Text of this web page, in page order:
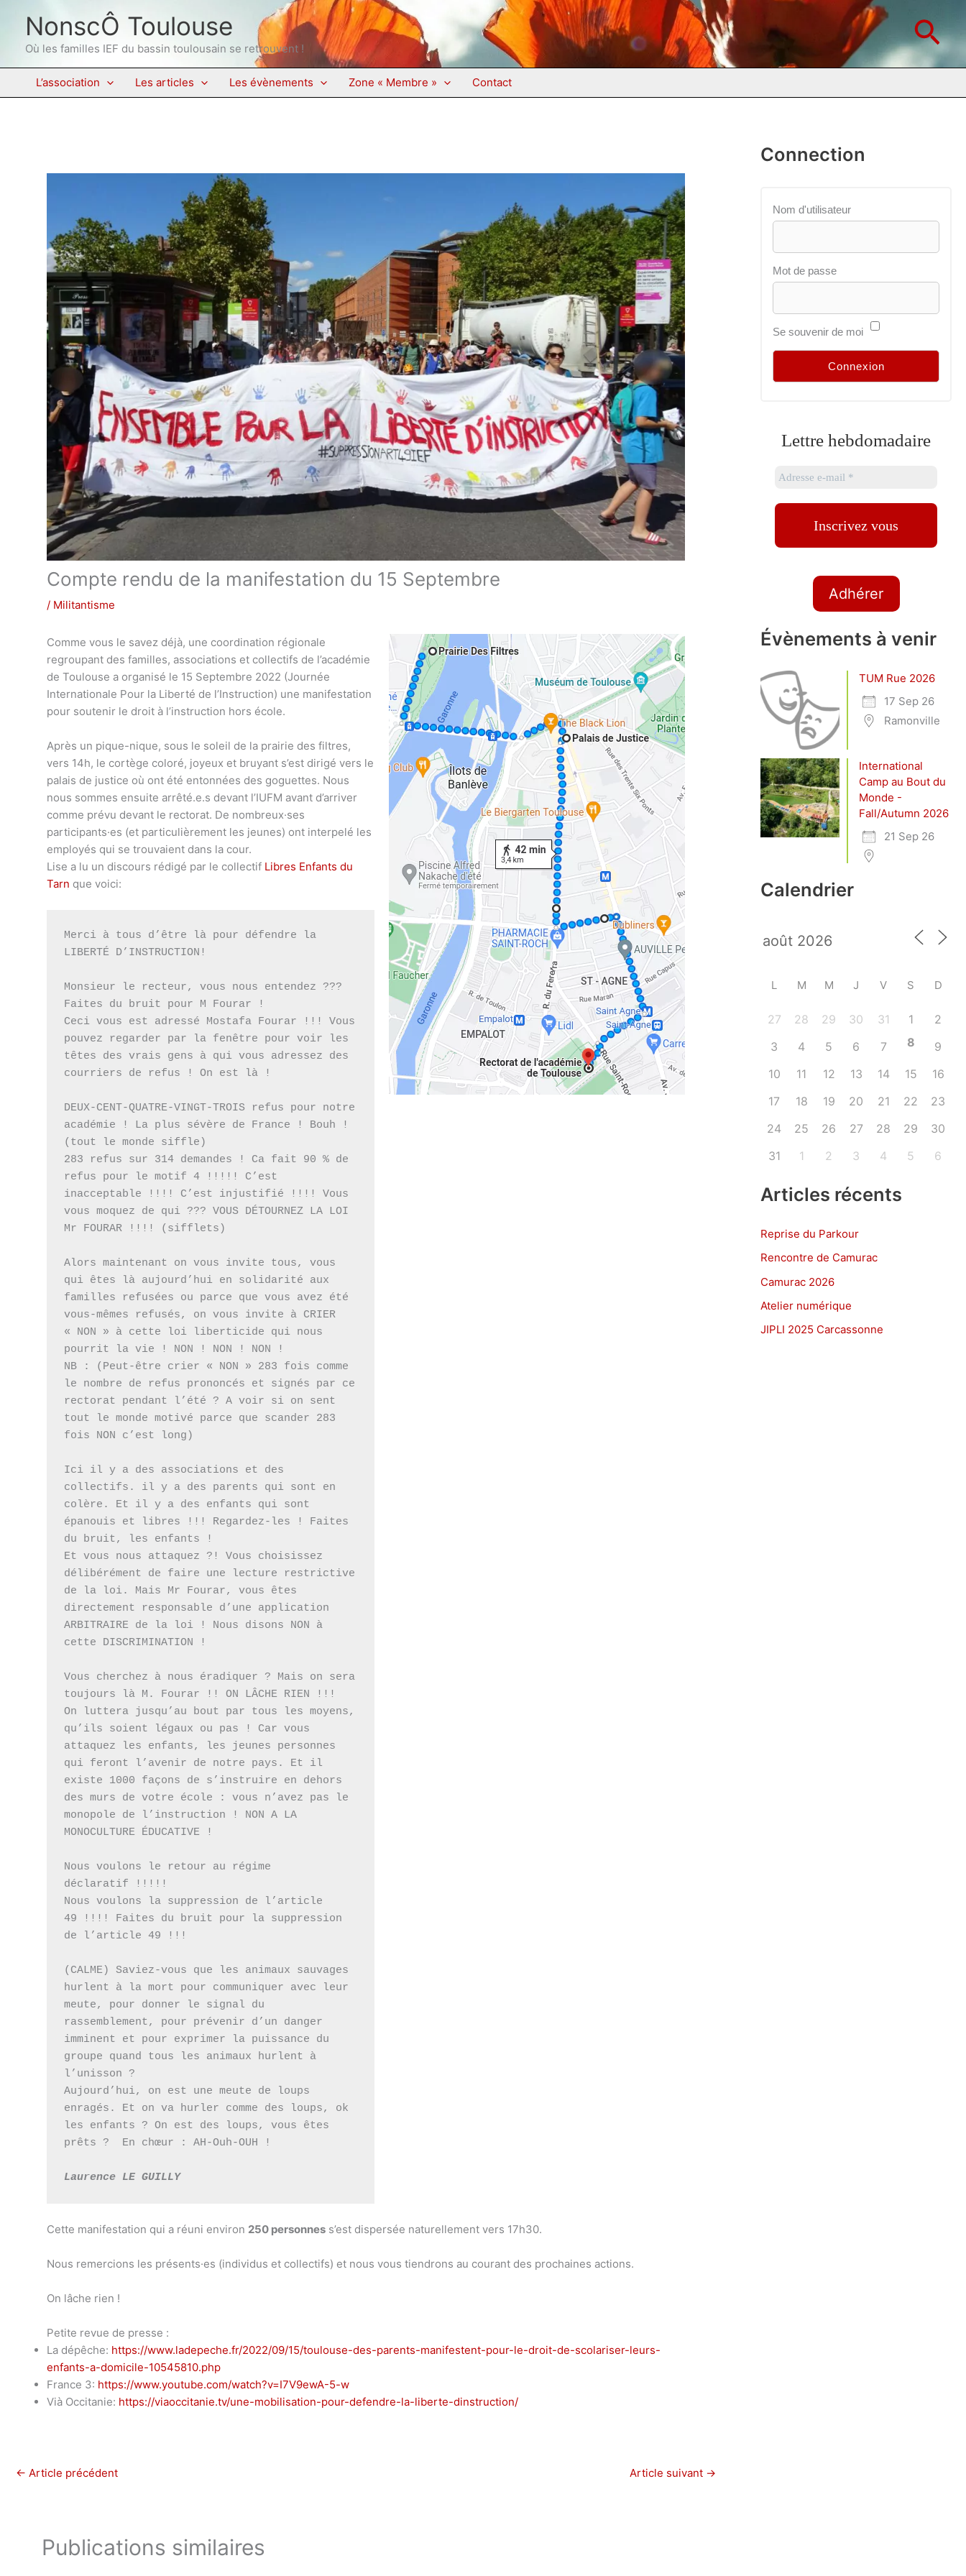
contenu
NonscÔ Toulouse
Où les familles IEF du bassin toulousain se retrouvent !
L’association Les articles Les évènements Zone « Membre » Contact
Compte rendu de la manifestation du 15 Septembre
/ Militantisme
Comme vous le savez déjà, une coordination régionale
regroupant des familles, associations et collectifs de l’académie
de Toulouse a organisé le 15 Septembre 2022 (Journée
Internationale Pour la Liberté de l’Instruction) une manifestation
pour soutenir le droit à l’instruction hors école.
Après un pique-nique, sous le soleil de la prairie des filtres,
vers 14h, le cortège coloré, joyeux et bruyant s’est dirigé vers le
palais de justice où ont été entonnées des goguettes. Nous
nous sommes ensuite arrêté.e.s devant l’IUFM avant d’arriver
comme prévu devant le rectorat. De nombreux·ses
participants·es (et particulièrement les jeunes) ont interpelé les
employés qui se trouvaient dans la cour.
Lise a lu un discours rédigé par le collectif Libres Enfants du
Tarn que voici:
Merci à tous d’être là pour défendre la
LIBERTÉ D’INSTRUCTION!
Monsieur le recteur, vous nous entendez ???
Faites du bruit pour M Fourar !
Ceci vous est adressé Mostafa Fourar !!! Vous
pouvez regarder par la fenêtre pour voir les
têtes des vrais gens à qui vous adressez des
courriers de refus ! On est là !
DEUX-CENT-QUATRE-VINGT-TROIS refus pour notre
académie ! La plus sévère de France ! Bouh !
(tout le monde siffle)
283 refus sur 314 demandes ! Ca fait 90 % de
refus pour le motif 4 !!!!! C’est
inacceptable !!!! C’est injustifié !!!! Vous
vous moquez de qui ??? VOUS DÉTOURNEZ LA LOI
Mr FOURAR !!!! (sifflets)
Alors maintenant on vous invite tous, vous
qui êtes là aujourd’hui en solidarité aux
familles refusées ou parce que vous avez été
vous-mêmes refusés, on vous invite à CRIER
« NON » à cette loi liberticide qui nous
pourrit la vie ! NON ! NON ! NON !
NB : (Peut-être crier « NON » 283 fois comme
le nombre de refus prononcés et signés par ce
rectorat pendant l’été ? A voir si on sent
tout le monde motivé parce que scander 283
fois NON c’est long)
Ici il y a des associations et des
collectifs. il y a des parents qui sont en
colère. Et il y a des enfants qui sont
épanouis et libres !!! Regardez-les ! Faites
du bruit, les enfants !
Et vous nous attaquez ?! Vous choisissez
délibérément de faire une lecture restrictive
de la loi. Mais Mr Fourar, vous êtes
directement responsable d’une application
ARBITRAIRE de la loi ! Nous disons NON à
cette DISCRIMINATION !
Vous cherchez à nous éradiquer ? Mais on sera
toujours là M. Fourar !! ON LÂCHE RIEN !!!
On luttera jusqu’au bout par tous les moyens,
qu’ils soient légaux ou pas ! Car vous
attaquez les enfants, les jeunes personnes
qui feront l’avenir de notre pays. Et il
existe 1000 façons de s’instruire en dehors
des murs de votre école : vous n’avez pas le
monopole de l’instruction ! NON A LA
MONOCULTURE ÉDUCATIVE !
Nous voulons le retour au régime
déclaratif !!!!!
Nous voulons la suppression de l’article
49 !!!! Faites du bruit pour la suppression
de l’article 49 !!!
(CALME) Saviez-vous que les animaux sauvages
hurlent à la mort pour communiquer avec leur
meute, pour donner le signal du
rassemblement, pour prévenir d’un danger
imminent et pour exprimer la puissance du
groupe quand tous les animaux hurlent à
l’unisson ?
Aujourd’hui, on est une meute de loups
enragés. Et on va hurler comme des loups, ok
les enfants ? On est des loups, vous êtes
prêts ?  En chœur : AH-Ouh-OUH !
Laurence LE GUILLY
Cette manifestation qui a réuni environ 250 personnes s’est dispersée naturellement vers 17h30.
Nous remercions les présents·es (individus et collectifs) et nous vous tiendrons au courant des prochaines actions.
On lâche rien !
Petite revue de presse :
La dépêche: https://www.ladepeche.fr/2022/09/15/toulouse-des-parents-manifestent-pour-le-droit-de-scolariser-leurs-
enfants-a-domicile-10545810.php
France 3: https://www.youtube.com/watch?v=I7V9ewA-5-w
Vià Occitanie: https://viaoccitanie.tv/une-mobilisation-pour-defendre-la-liberte-dinstruction/
← Article précédent Article suivant →
Publications similaires
Connection
Nom d'utilisateur
Mot de passe
Se souvenir de moi
Lettre hebdomadaire
Adhérer
Évènements à venir
TUM Rue 2026
17 Sep 26
Ramonville
International
Camp au Bout du
Monde -
Fall/Autumn 2026
21 Sep 26
Calendrier
L M M J V S D
27 28 29 30 31 1
2
3
4 5 6 7 8
9
10
11 12 13 14 15
16
17
18 19 20 21 22
23
24
25 26 27 28 29
30
31
1 2 3 4 5 6
Articles récents
Reprise du Parkour
Rencontre de Camurac
Camurac 2026
Atelier numérique
JIPLI 2025 Carcassonne